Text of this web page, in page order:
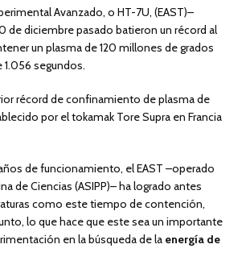
Avanzado, o HT-7U, (EAST)–
de diciembre pasado batieron un récord al
un plasma de 120 millones de grados
segundos.
récord de confinamiento de plasma de
por el tokamak Tore Supra en Francia
de funcionamiento, el EAST –operado
de Ciencias (ASIPP)– ha logrado antes
como este tiempo de contención,
lo que hace que este sea un importante
en la búsqueda de la energía de